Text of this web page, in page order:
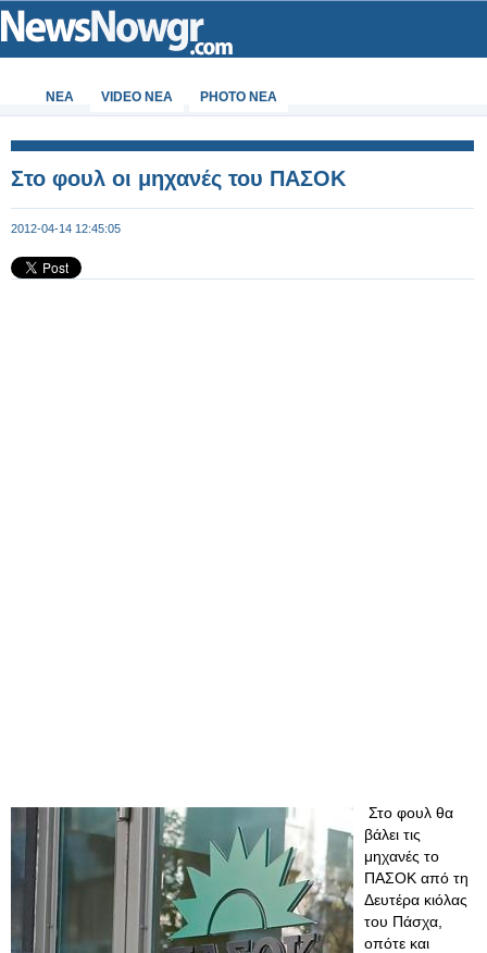
ΝΕΑ VIDEO NEA PHOTO NEA
Στο φουλ οι μηχανές του ΠΑΣΟΚ
2012-04-14 12:45:05
Στο φουλ θα
βάλει τις
μηχανές το
ΠΑΣΟΚ από τη
Δευτέρα κιόλας
του Πάσχα,
οπότε και